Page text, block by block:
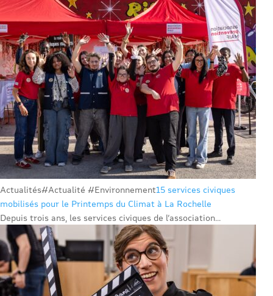
Actualités#Actualité #Environnement15 services civiques
mobilisés pour le Printemps du Climat à La Rochelle
Depuis trois ans, les services civiques de l’association...